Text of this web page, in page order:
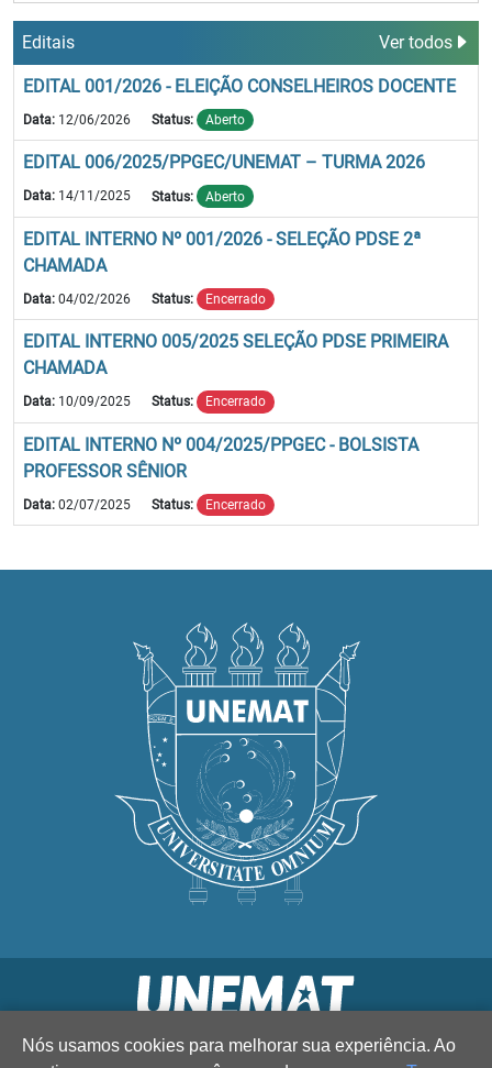
Editais Ver todos
EDITAL 001/2026 - ELEIÇÃO CONSELHEIROS DOCENTE
Data: 12/06/2026 Status: Aberto
EDITAL 006/2025/PPGEC/UNEMAT – TURMA 2026
Data: 14/11/2025 Status: Aberto
EDITAL INTERNO Nº 001/2026 - SELEÇÃO PDSE 2ª
CHAMADA
Data: 04/02/2026 Status: Encerrado
EDITAL INTERNO 005/2025 SELEÇÃO PDSE PRIMEIRA
CHAMADA
Data: 10/09/2025 Status: Encerrado
EDITAL INTERNO Nº 004/2025/PPGEC - BOLSISTA
PROFESSOR SÊNIOR
Data: 02/07/2025 Status: Encerrado
Nós usamos cookies para melhorar sua experiência. Ao